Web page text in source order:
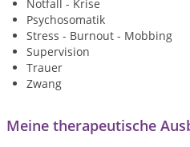
Notfall - Krise
Psychosomatik
Stress - Burnout - Mobbing
Supervision
Trauer
Zwang
Meine therapeutische